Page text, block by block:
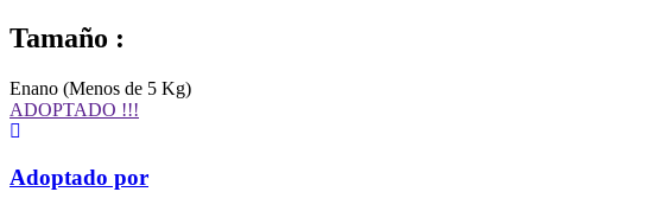
Tamaño :
Enano (Menos de 5 Kg)
ADOPTADO !!!
Adoptado por